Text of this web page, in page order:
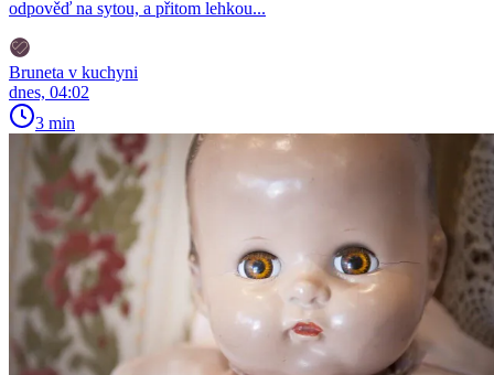
odpověď na sytou, a přitom lehkou...
Bruneta v kuchyni
dnes, 04:02
3 min